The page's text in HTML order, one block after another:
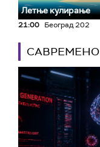
Летње кулирање
21:00 Београд 202
САВРЕМЕНО